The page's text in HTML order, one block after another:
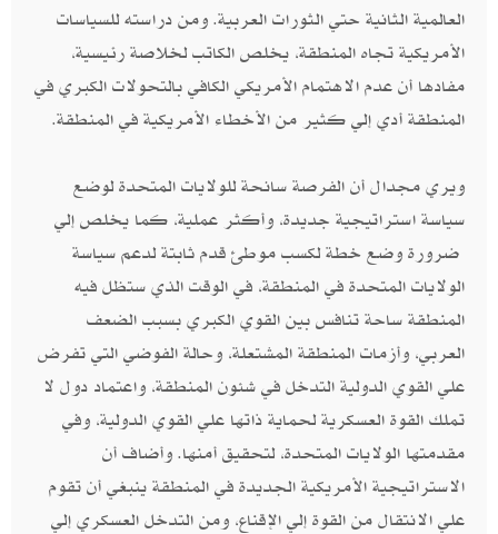
العالمية الثانية حتي الثورات العربية‮. ‬ومن دراسته للسياسات
الأمريكية تجاه المنطقة،‮ ‬يخلص الكاتب لخلاصة رئيسية،‮
‬مفادها أن عدم الاهتمام الأمريكي الكافي بالتحولات الكبري في
المنطقة أدي إلي كثير من الأخطاء الأمريكية في المنطقة‮.‬
ويري مجدال أن الفرصة سانحة للولايات المتحدة لوضع
سياسة استراتيجية جديدة،‮ ‬وأكثر عملية، كما يخلص إلي‮
‬ضرورة وضع خطة لكسب موطئ قدم ثابتة لدعم سياسة
الولايات المتحدة في المنطقة،‮ ‬في الوقت الذي ستظل فيه
المنطقة ساحة تنافس بين القوي الكبري بسبب الضعف
العربي،‮ ‬وأزمات المنطقة المشتعلة،‮ ‬وحالة الفوضي التي تفرض
علي القوي الدولية التدخل في شئون المنطقة، واعتماد دول لا
تملك القوة العسكرية لحماية ذاتها علي القوي الدولية،‮ ‬وفي
مقدمتها الولايات المتحدة،‮ ‬لتحقيق أمنها‮. ‬وأضاف أن
الاستراتيجية الأمريكية الجديدة في المنطقة ينبغي أن تقوم
علي الانتقال من القوة إلي الإقناع، ومن التدخل العسكري إلي